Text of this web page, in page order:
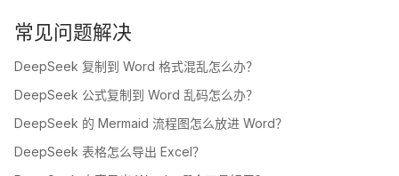
常见问题解决
DeepSeek 复制到 Word 格式混乱怎么办？
DeepSeek 公式复制到 Word 乱码怎么办？
DeepSeek 的 Mermaid 流程图怎么放进 Word？
DeepSeek 表格怎么导出 Excel？